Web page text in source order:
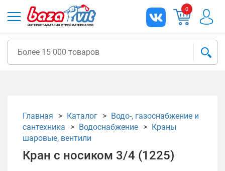
0
Главная Каталог
Водо-, газоснабжение и
сантехника
Водоснабжение
Краны
шаровые, вентили
Кран с носиком 3/4 (1225)